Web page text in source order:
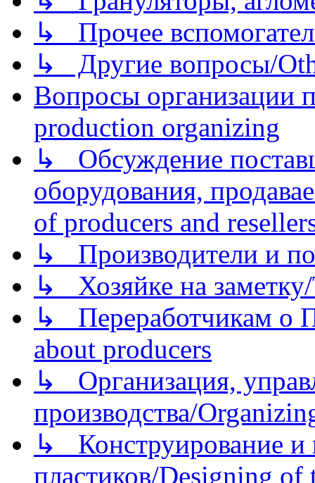
↳ Прочее
↳ Другие вопросы/
Вопросы организации
production organizing
↳ Обсуждение
оборудования,
of producers and
↳ Производители и
↳ Хозяйке на
↳ Переработчикам о
about producers
↳ Организация,
производства/
↳ Конструирование и
пластиков/Designing of